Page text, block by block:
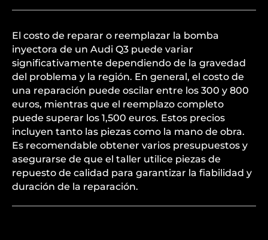
El costo de reparar o reemplazar la bomba
inyectora de un Audi Q3 puede variar
significativamente dependiendo de la gravedad
del problema y la región. En general, el costo de
una reparación puede oscilar entre los 300 y 800
euros, mientras que el reemplazo completo
puede superar los 1,500 euros. Estos precios
incluyen tanto las piezas como la mano de obra.
Es recomendable obtener varios presupuestos y
asegurarse de que el taller utilice piezas de
repuesto de calidad para garantizar la fiabilidad y
duración de la reparación.